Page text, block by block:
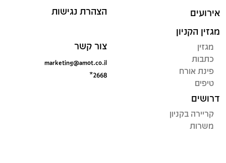
אירועים
מגזין הקניון
מגזין
כתבות
פינת אורח
טיפים
דרושים
קריירה בקניון
משרות
הצהרת נגישות
צור קשר
marketing@amot.co.il
*2668